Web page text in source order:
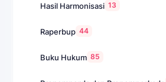
Hasil Harmonisasi 13
Raperbup 44
Buku Hukum 85